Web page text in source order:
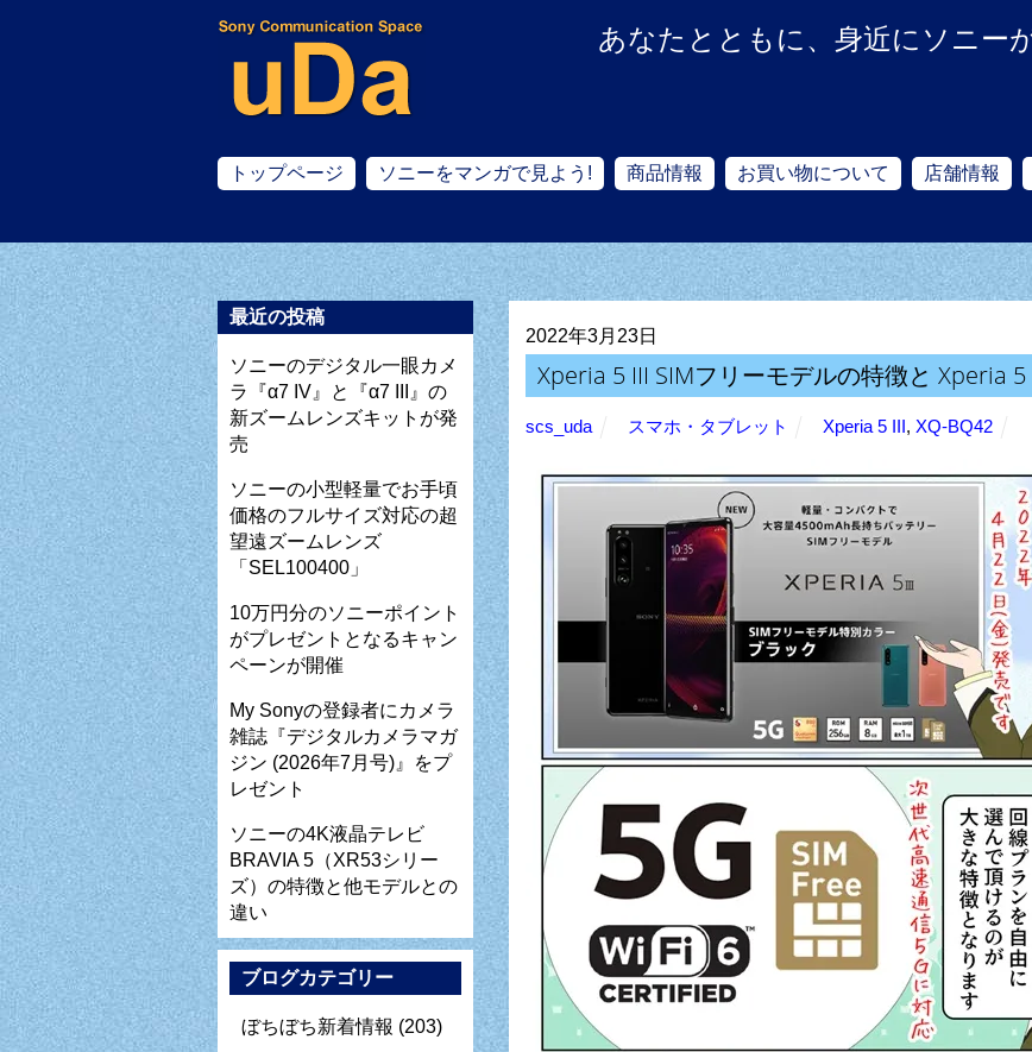
あなたとともに、身近にソニー
トップページ ソニーをマンガで見よう! 商品情報 お買い物について 店舗情報
2022年3月23日
Xperia 5 III SIMフリーモデルの特徴と Xperia
scs_uda スマホ・タブレット Xperia 5 III,XQ-BQ42
最近の投稿
ソニーのデジタル一眼カメ
ラ『α7 IV』と『α7 III』の
新ズームレンズキットが発
売
ソニーの小型軽量でお手頃
価格のフルサイズ対応の超
望遠ズームレンズ
「SEL100400」
10万円分のソニーポイント
がプレゼントとなるキャン
ペーンが開催
My Sonyの登録者にカメラ
雑誌『デジタルカメラマガ
ジン (2026年7月号)』をプ
レゼント
ソニーの4K液晶テレビ
BRAVIA 5（XR53シリー
ズ）の特徴と他モデルとの
違い
ブログカテゴリー
ぼちぼち新着情報 (203)